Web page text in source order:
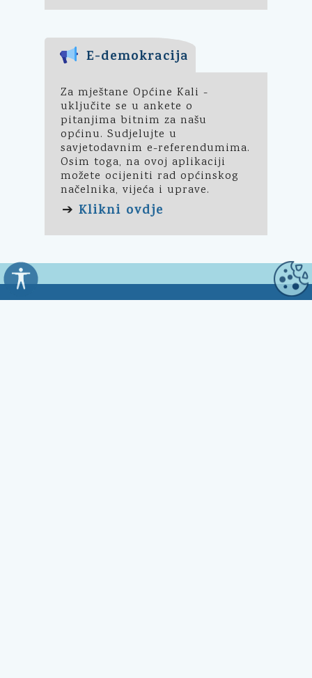
E-demokracija
Za mještane Općine Kali -
uključite se u ankete o
pitanjima bitnim za našu
općinu. Sudjelujte u
savjetodavnim e-referendumima.
Osim toga, na ovoj aplikaciji
možete ocijeniti rad općinskog
načelnika, vijeća i uprave.
➔ Klikni ovdje